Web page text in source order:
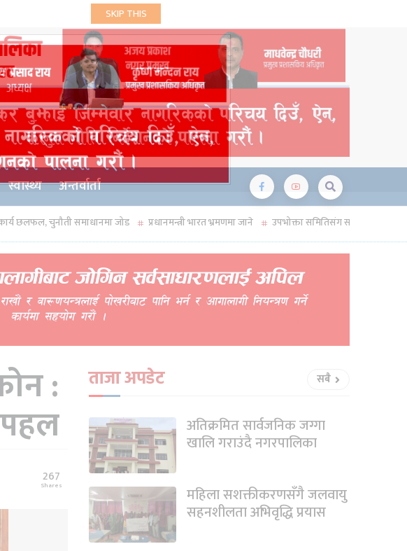
स्वास्थ्य अन्तर्वार्ता
जोड प्रधानमन्त्री भारत भ्रमणमा जाने उपभोक्ता समितिसंग सम्बन्धित जारी सम्पूर्ण पत्र रद्द
:
पहल
267
Shares
ताजा अपडेट सबै
अतिक्रमित सार्वजनिक जग्गा
खालि गराउंदै नगरपालिका
महिला सशक्तीकरणसँगै जलवायु
सहनशीलता अभिवृद्धि प्रयास